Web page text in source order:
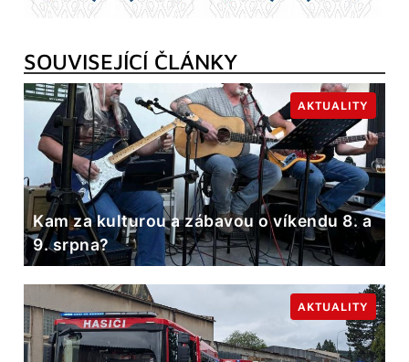
SOUVISEJÍCÍ ČLÁNKY
Kam za kulturou a zábavou o víkendu 8. a
9. srpna?
AKTUALITY
AKTUALITY